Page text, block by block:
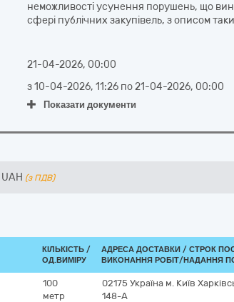
неможливості усунення порушень, що
сфері публічних закупівель, з описом
21-04-2026, 00:00
з10-04-2026, 11:26 по21-04-2026, 00:00
Показати документи
UAH (з ПДВ)
КІЛЬКІСТЬ /
ОД.ВИМІРУ
АДРЕСА ДОСТАВКИ / СТРОК
ВИКОНАННЯ РОБІТ/НАДАННЯ
100
метр
02175 Україна м. Київ
148-А